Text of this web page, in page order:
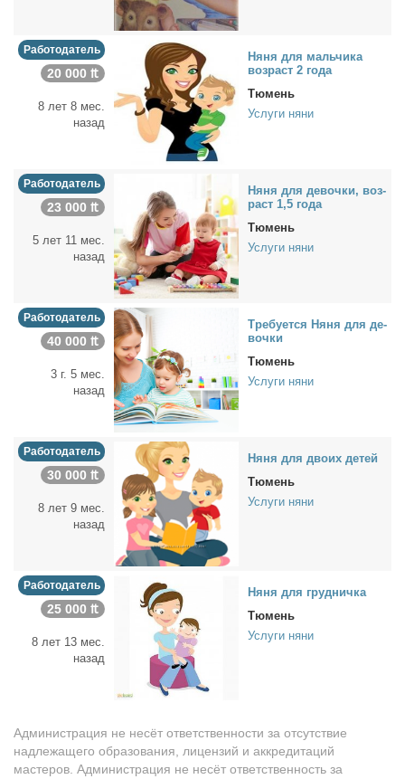
Работодатель
20 000 ₶
8 лет 8 мес.
назад
Ня­ня для маль­чи­ка
воз­раст 2 го­да
Тюмень
Услуги няни
Работодатель
23 000 ₶
5 лет 11 мес.
назад
Ня­ня для де­воч­ки, воз­
раст 1,5 го­да
Тюмень
Услуги няни
Работодатель
40 000 ₶
3 г. 5 мес.
назад
Тре­бу­ет­ся Ня­ня для де­
воч­ки
Тюмень
Услуги няни
Работодатель
30 000 ₶
8 лет 9 мес.
назад
Ня­ня для дво­их де­тей
Тюмень
Услуги няни
Работодатель
25 000 ₶
8 лет 13 мес.
назад
Ня­ня для груд­нич­ка
Тюмень
Услуги няни
Администрация не несёт ответственности за отсутствие
надлежащего образования, лицензий и аккредитаций
мастеров. Администрация не несёт ответственность за